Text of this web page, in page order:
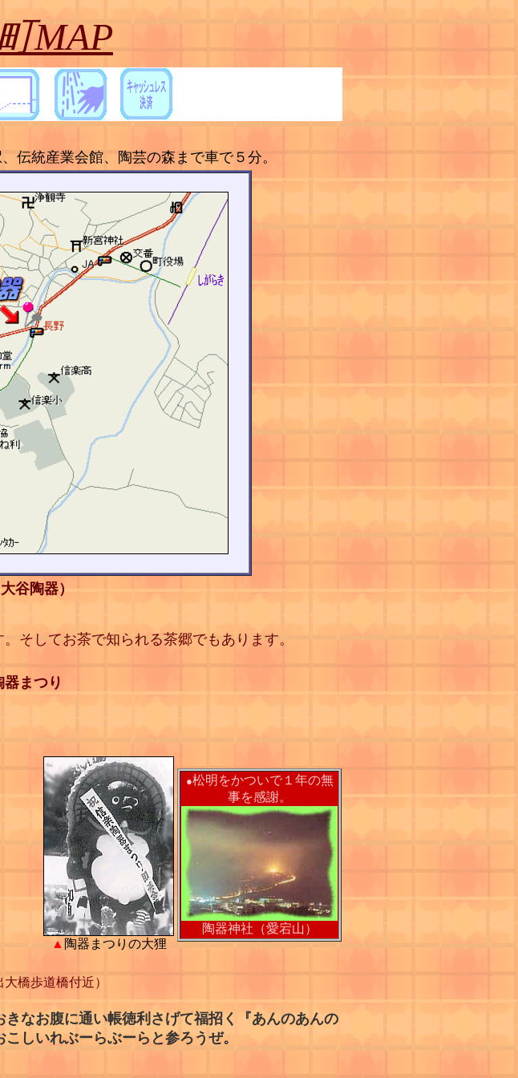
伝統産業会館、陶芸の森まで車で５分。
谷陶器）
そしてお茶で知られる茶郷でもあります。
まつり
▲ 陶器まつりの大狸
●松明をかついで１年の無
事を感謝。
陶器神社（愛宕山）
橋歩道橋付近）
なお腹に通い帳徳利さげて福招く『あんのあんの
しいれぶーらぶーらと参ろうぜ。